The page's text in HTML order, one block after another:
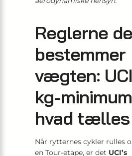
Reglerne
bestemmer
vægten:
kg-
hvad tælles
Når rytternes cykler rulles
en Tour-etape, er det UCI’s